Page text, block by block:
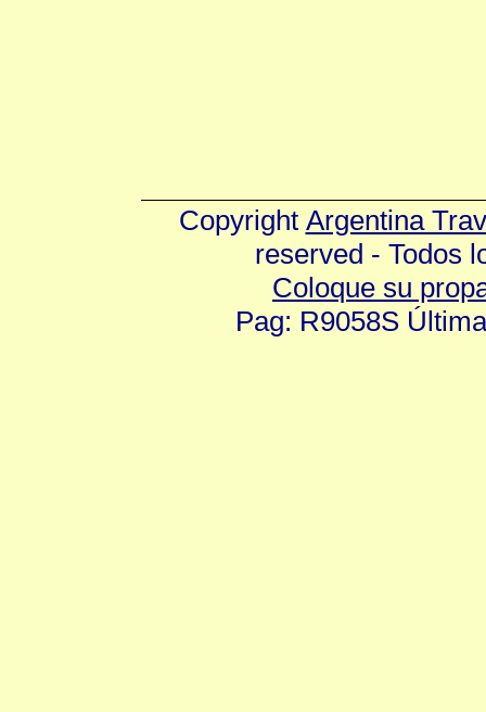
Copyright Argentina
reserved - Todos
Coloque su
Pag: R9058S